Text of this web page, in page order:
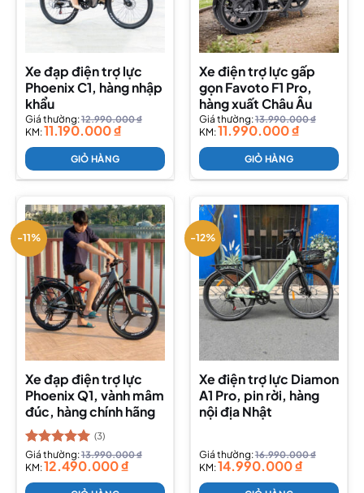
Xe đạp điện trợ lực
Phoenix C1, hàng nhập
khẩu
Giá thường:12.990.000₫
KM:11.190.000₫
GIỎ HÀNG
Xe điện trợ lực gấp
gọn Favoto F1 Pro,
hàng xuất Châu Âu
Giá thường:13.990.000₫
KM:11.990.000₫
GIỎ HÀNG
-11%
Xe đạp điện trợ lực
Phoenix Q1, vành mâm
đúc, hàng chính hãng
Được xếp
hạng5.00
5 sao
(3)
Giá thường:13.990.000₫
KM:12.490.000₫
-12%
Xe điện trợ lực Diamon
A1 Pro, pin rời, hàng
nội địa Nhật
Giá thường:16.990.000₫
KM:14.990.000₫